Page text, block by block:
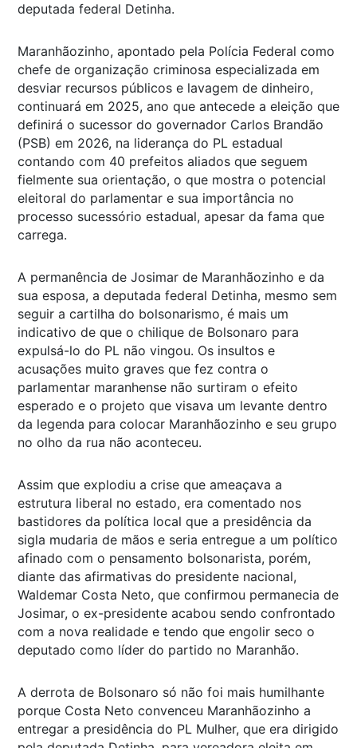
deputada federal Detinha.
Maranhãozinho, apontado pela Polícia Federal como
chefe de organização criminosa especializada em
desviar recursos públicos e lavagem de dinheiro,
continuará em 2025, ano que antecede a eleição que
definirá o sucessor do governador Carlos Brandão
(PSB) em 2026, na liderança do PL estadual
contando com 40 prefeitos aliados que seguem
fielmente sua orientação, o que mostra o potencial
eleitoral do parlamentar e sua importância no
processo sucessório estadual, apesar da fama que
carrega.
A permanência de Josimar de Maranhãozinho e da
sua esposa, a deputada federal Detinha, mesmo sem
seguir a cartilha do bolsonarismo, é mais um
indicativo de que o chilique de Bolsonaro para
expulsá-lo do PL não vingou. Os insultos e
acusações muito graves que fez contra o
parlamentar maranhense não surtiram o efeito
esperado e o projeto que visava um levante dentro
da legenda para colocar Maranhãozinho e seu grupo
no olho da rua não aconteceu.
Assim que explodiu a crise que ameaçava a
estrutura liberal no estado, era comentado nos
bastidores da política local que a presidência da
sigla mudaria de mãos e seria entregue a um político
afinado com o pensamento bolsonarista, porém,
diante das afirmativas do presidente nacional,
Waldemar Costa Neto, que confirmou permanecia de
Josimar, o ex-presidente acabou sendo confrontado
com a nova realidade e tendo que engolir seco o
deputado como líder do partido no Maranhão.
A derrota de Bolsonaro só não foi mais humilhante
porque Costa Neto convenceu Maranhãozinho a
entregar a presidência do PL Mulher, que era dirigido